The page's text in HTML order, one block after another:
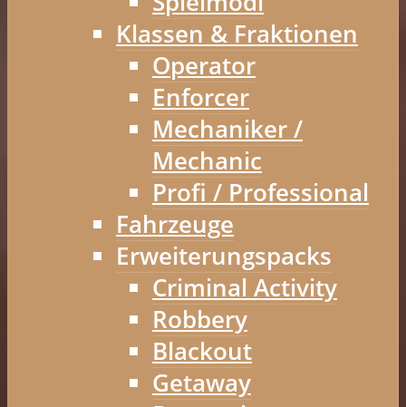
Klassen & Fraktionen
Operator
Enforcer
Mechaniker /
Mechanic
Profi / Professional
Fahrzeuge
Erweiterungspacks
Criminal Activity
Robbery
Blackout
Getaway